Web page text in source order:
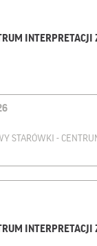
INTERPRETACJI
STARÓWKI -
INTERPRETACJI